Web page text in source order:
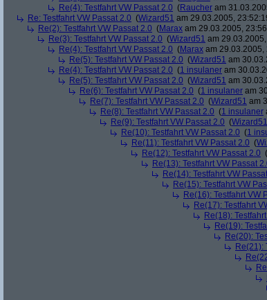
Re(4): Testfahrt VW Passat 2.0 (Raucher am
Re: Testfahrt VW Passat 2.0 (Wizard51 am 29.03.2005,
Re(2): Testfahrt VW Passat 2.0 (Marax am 29.03.2005,
Re(3): Testfahrt VW Passat 2.0 (Wizard51 am
Re(4): Testfahrt VW Passat 2.0 (Marax am 29.03.2005,
Re(5): Testfahrt VW Passat 2.0 (Wizard51 am
Re(4): Testfahrt VW Passat 2.0 (1 insulaner am
Re(5): Testfahrt VW Passat 2.0 (Wizard51 am
Re(6): Testfahrt VW Passat 2.0 (1 insulaner am
Re(7): Testfahrt VW Passat 2.0 (Wizard51 am
Re(8): Testfahrt VW Passat 2.0 (1 insulaner
Re(9): Testfahrt VW Passat 2.0 (Wizard51
Re(10): Testfahrt VW Passat 2.0 (1
Re(11): Testfahrt VW Passat 2.0 (
Re(12): Testfahrt VW Passat 2.0 (
Re(13): Testfahrt VW Passat
Re(14): Testfahrt VW
Re(15): Testfahrt VW
Re(16): Testfahrt VW
Re(17): Testfahrt
Re(18):
Re(19):
Re(20):
Re(21):